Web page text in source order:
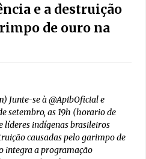
e a destruição
de ouro na
Junte-se à @ApibOficial e
setembro, as 19h (horario de
líderes indígenas brasileiros
causadas pelo garimpo de
integra a programação